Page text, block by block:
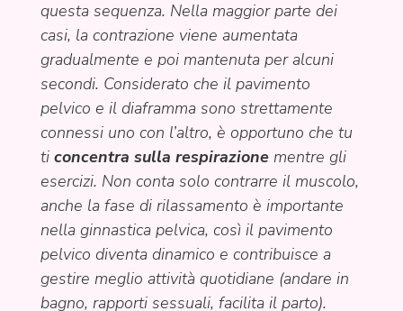
questa sequenza. Nella maggior parte dei
casi, la contrazione viene aumentata
gradualmente e poi mantenuta per alcuni
secondi. Considerato che il pavimento
pelvico e il diaframma sono strettamente
connessi uno con l’altro, è opportuno che tu
ti concentra sulla respirazionementre gli
esercizi. Non conta solo contrarre il muscolo,
anche la fase di rilassamento è importante
nella ginnastica pelvica, così il pavimento
pelvico diventa dinamico e contribuisce a
gestire meglio attività quotidiane (andare in
bagno, rapporti sessuali, facilita il parto).